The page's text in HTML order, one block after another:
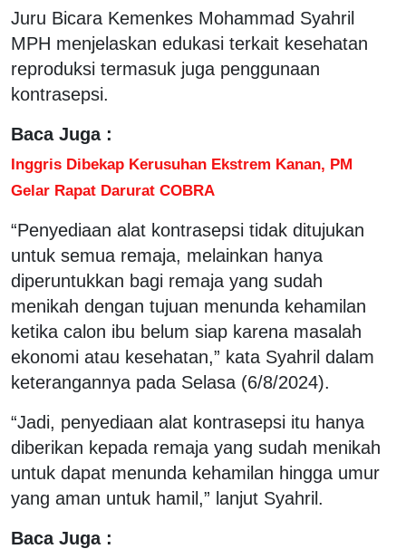
Juru Bicara Kemenkes Mohammad Syahril
MPH menjelaskan edukasi terkait kesehatan
reproduksi termasuk juga penggunaan
kontrasepsi.
Baca Juga :
Inggris Dibekap Kerusuhan Ekstrem Kanan, PM
Gelar Rapat Darurat COBRA
“Penyediaan alat kontrasepsi tidak ditujukan
untuk semua remaja, melainkan hanya
diperuntukkan bagi remaja yang sudah
menikah dengan tujuan menunda kehamilan
ketika calon ibu belum siap karena masalah
ekonomi atau kesehatan,” kata Syahril dalam
keterangannya pada Selasa (6/8/2024).
“Jadi, penyediaan alat kontrasepsi itu hanya
diberikan kepada remaja yang sudah menikah
untuk dapat menunda kehamilan hingga umur
yang aman untuk hamil,” lanjut Syahril.
Baca Juga :